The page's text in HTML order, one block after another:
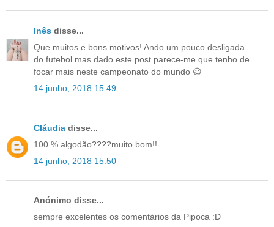
Inês disse...
Que muitos e bons motivos! Ando um pouco desligada
do futebol mas dado este post parece-me que tenho de
focar mais neste campeonato do mundo 😃
14 junho, 2018 15:49
Cláudia disse...
100 % algodão????muito bom!!
14 junho, 2018 15:50
Anónimo disse...
sempre excelentes os comentários da Pipoca :D